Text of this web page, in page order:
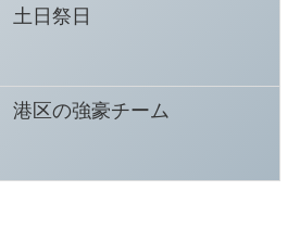
土日祭日
港区の強豪チーム